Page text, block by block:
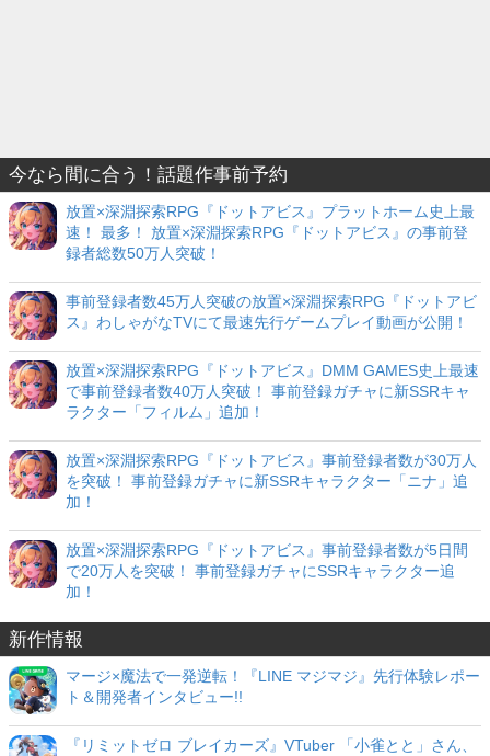
今なら間に合う！話題作事前予約
放置×深淵探索RPG『ドットアビス』プラットホーム史上最
速！ 最多！ 放置×深淵探索RPG『ドットアビス』の事前登
録者総数50万人突破！
事前登録者数45万人突破の放置×深淵探索RPG『ドットアビ
ス』わしゃがなTVにて最速先行ゲームプレイ動画が公開！
放置×深淵探索RPG『ドットアビス』DMM GAMES史上最速
で事前登録者数40万人突破！ 事前登録ガチャに新SSRキャ
ラクター「フィルム」追加！
放置×深淵探索RPG『ドットアビス』事前登録者数が30万人
を突破！ 事前登録ガチャに新SSRキャラクター「ニナ」追
加！
放置×深淵探索RPG『ドットアビス』事前登録者数が5日間
で20万人を突破！ 事前登録ガチャにSSRキャラクター追
加！
新作情報
マージ×魔法で一発逆転！『LINE マジマジ』先行体験レポー
ト＆開発者インタビュー!!
『リミットゼロ ブレイカーズ』VTuber 「小雀とと」さん、